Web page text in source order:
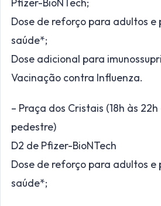
Dose de reforço para adultos e
saúde*;
Dose adicional para
Vacinação contra Influenza.
– Praça dos Cristais (18h às
pedestre)
D2 de Pfizer-BioNTech
Dose de reforço para adultos e
saúde*;